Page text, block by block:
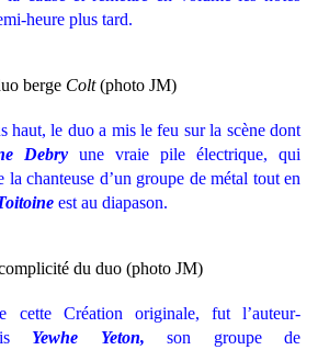
heure plus tard.
berge Colt(photo JM)
haut, le duo a mis le feu sur la scène dont
Debry une vraie pile électrique, qui
chanteuse d’un groupe de métal tout en
est au diapason.
du duo (photo JM)
cette Création originale, fut l’auteur-
Yewhe Yeton, son groupe de